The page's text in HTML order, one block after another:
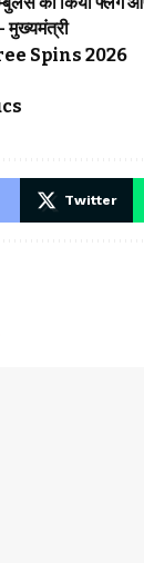
मुख्यमंत्री
Spins 2026
Twitter